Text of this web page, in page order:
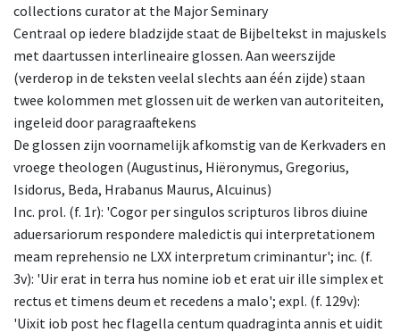
collections curator at the Major Seminary
Centraal op iedere bladzijde staat de Bijbeltekst in majuskels
met daartussen interlineaire glossen. Aan weerszijde
(verderop in de teksten veelal slechts aan één zijde) staan
twee kolommen met glossen uit de werken van autoriteiten,
ingeleid door paragraaftekens
De glossen zijn voornamelijk afkomstig van de Kerkvaders en
vroege theologen (Augustinus, Hiëronymus, Gregorius,
Isidorus, Beda, Hrabanus Maurus, Alcuinus)
Inc. prol. (f. 1r): 'Cogor per singulos scripturos libros diuine
aduersariorum respondere maledictis qui interpretationem
meam reprehensio ne LXX interpretum criminantur'; inc. (f.
3v): 'Uir erat in terra hus nomine iob et erat uir ille simplex et
rectus et timens deum et recedens a malo'; expl. (f. 129v):
'Uixit iob post hec flagella centum quadraginta annis et uidit